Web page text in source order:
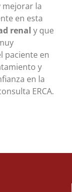
mejorar la
en esta
renal y que
paciente en
y
en la
ERCA.